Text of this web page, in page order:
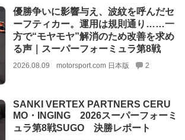
優勝争いに影響与え、波紋を呼んだセ
ーフティカー。運用は規則通り……一
方で“モヤモヤ”解消のため改善を求め
る声｜スーパーフォーミュラ第8戦
2026.08.09 motorsport.com 日本版 2
SANKI VERTEX PARTNERS CERU
MO・INGING 2026スーパーフォーミ
ュラ第8戦SUGO 決勝レポート